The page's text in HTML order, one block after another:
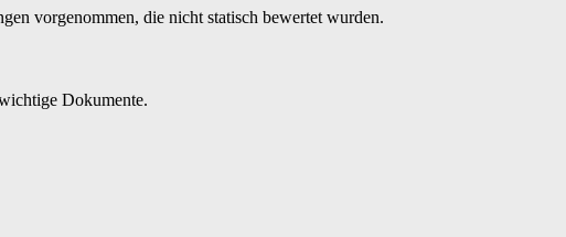
vorgenommen, die nicht statisch bewertet wurden.
Dokumente.